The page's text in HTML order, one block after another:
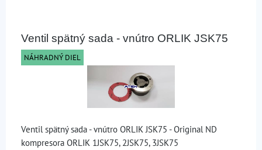
Ventil spätný sada - vnútro ORLIK JSK75
NÁHRADNÝ DIEL
Ventil spätný sada - vnútro ORLIK JSK75 - Original ND
kompresora ORLIK 1JSK75, 2JSK75, 3JSK75